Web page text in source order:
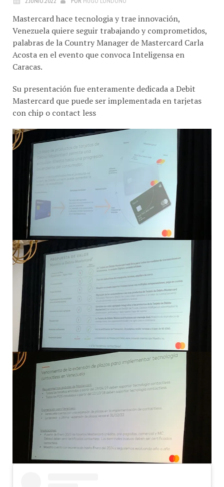
Mastercard hace tecnologia y trae innovación,
Venezuela quiere seguir trabajando y comprometidos,
palabras de la Country Manager de Mastercard Carla
Acosta en el evento que convoca Inteligensa en
Caracas.
Mastercard que puede ser implementada en tarjetas
con chip o contact less